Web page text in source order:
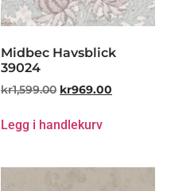
Midbec Havsblick
39024
kr1,599.00 kr969.00
Legg i handlekurv